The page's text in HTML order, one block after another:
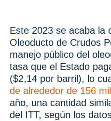
Este 2023 se acaba la
Oleoducto de Crudos
manejo público del
tasa que el Estado
($2,14 por barril), lo
de alrededor de 156
año, una cantidad
del ITT, según los